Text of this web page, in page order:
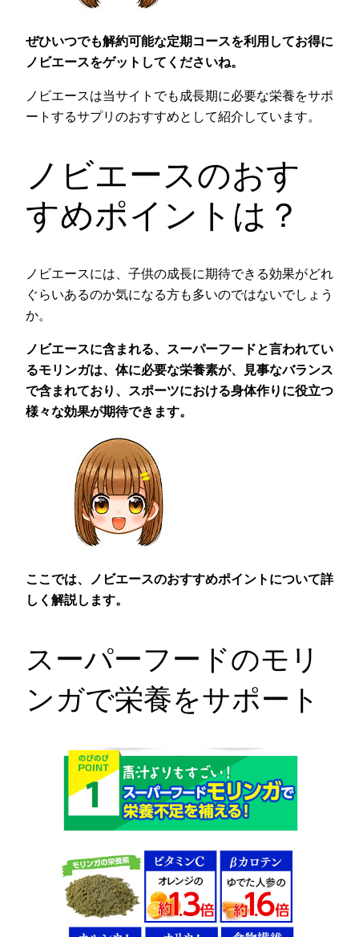
ぜひいつでも解約可能な定期コースを利用してお得に
ノビエースをゲットしてくださいね。
ノビエースは当サイトでも成長期に必要な栄養をサポ
ートするサプリのおすすめとして紹介しています。
ノビエースのおす
すめポイントは？
ノビエースには、子供の成長に期待できる効果がどれ
ぐらいあるのか気になる方も多いのではないでしょう
か。
ノビエースに含まれる、スーパーフードと言われてい
るモリンガは、体に必要な栄養素が、見事なバランス
で含まれており、スポーツにおける身体作りに役立つ
様々な効果が期待できます。
ここでは、ノビエースのおすすめポイントについて詳
しく解説します。
スーパーフードのモリ
ンガで栄養をサポート